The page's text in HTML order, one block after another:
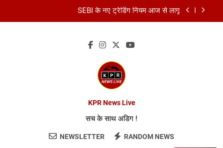
SEBI के नए ट्रेडिंग नियम आज से लागू
RBI ने रेपो रेट 5.25% पर रखा स्थिर
SEBI के नए ट्रेडिंग नियम आज से लागू
कॉमनवेल्थ गेम्स 2026: भारत का स्वर्णिम समापन
कमर्शियल LPG सिलेंडर हुआ सस्ता
KPR News Live
सच के साथ अडिग !
NEWSLETTER RANDOM NEWS